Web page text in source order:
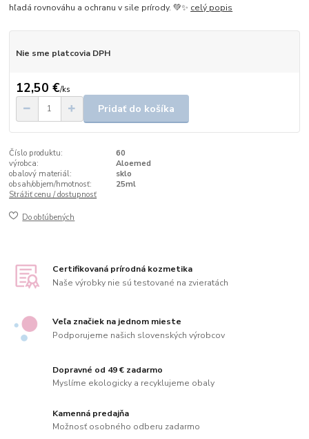
hľadá rovnováhu a ochranu v sile prírody. 💚✨ celý popis
Nie sme platcovia DPH
12,50 €/ks
Pridať do košíka
Číslo produktu:
60
výrobca:
Aloemed
obalový materiál:
sklo
obsah/objem/hmotnosť:
25ml
Strážiť cenu / dostupnosť
Do obľúbených
Certifikovaná prírodná kozmetika
Naše výrobky nie sú testované na zvieratách
Veľa značiek na jednom mieste
Podporujeme našich slovenských výrobcov
Dopravné od 49 € zadarmo
Myslíme ekologicky a recyklujeme obaly
Kamenná predajňa
Možnosť osobného odberu zadarmo